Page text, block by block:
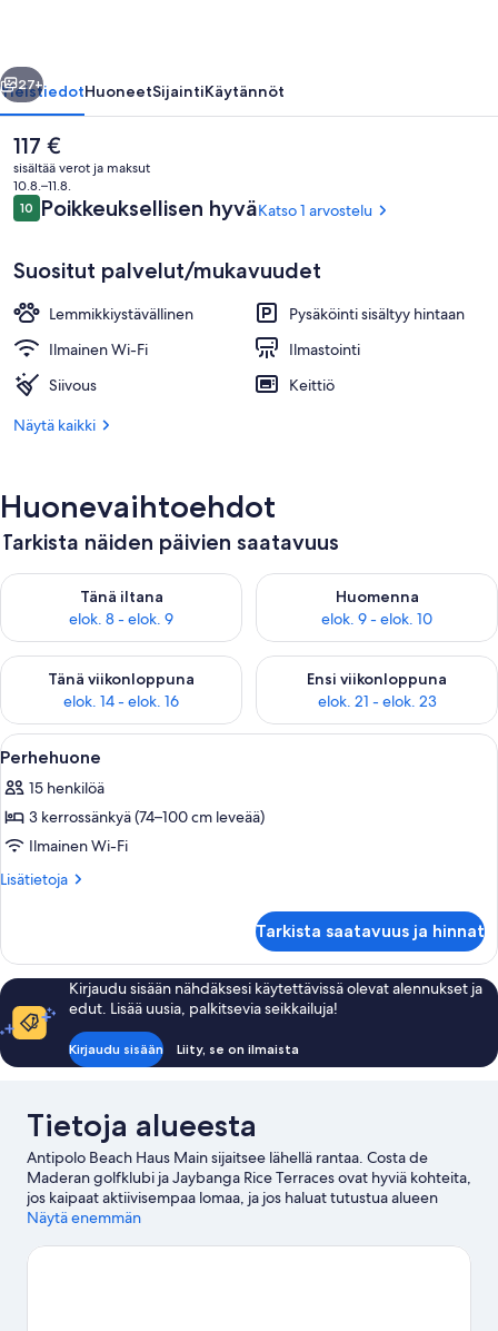
Huvimaja
Seuraava
27+
YleistiedotHuoneetSijaintiKäytännöt
Nykyinen
hinta
on
117 €
117 €
sisältää verot ja maksut
10.8.–11.8.
Arvostelut
1010 kautta 10.
Poikkeuksellisen hyväKatso 1 arvostelu
Suositut palvelut/mukavuudet
Lemmikkiystävällinen
Pysäköinti sisältyy hintaan
Ilmainen Wi-Fi
Ilmastointi
Siivous
Keittiö
Näytä kaikki
Huonevaihtoehdot
Tarkista näiden päivien saatavuus
Tänä iltana
elok. 8 - elok. 9
Tarkista tämän illan saatavuus elok. 8 - elok. 9
Huomenna
elok. 9 - elok. 10
Tarkista huomisen saatavuus
Tänä viikonloppuna
elok. 14 - elok. 16
Tarkista tämän viikonlopun saatavuus elok. 14 - elok. 16
Ensi viikonloppuna
elok. 21 - elok. 23
Tarkista ensi viikonlopun
Avaa
kaikki
huonetyypin
Perhehuone
kuvat
Kerrossängyllä varustettu huone,
24
Perhehuone
15 henkilöä
3 kerrossänkyä (74–100 cm leveää)
Ilmainen Wi-Fi
Lisätietoja
Lisätietoja
Tarkista saatavuus ja hinnat
Kirjaudu sisään nähdäksesi käytettävissä olevat alennukset ja
edut. Lisää uusia, palkitsevia seikkailuja!
Kirjaudu sisään Liity, se on ilmaista
Tietoja alueesta
Antipolo Beach Haus Main sijaitsee lähellä rantaa. Costa de
Maderan golfklubi ja Jaybanga Rice Terraces ovat hyviä kohteita,
jos kaipaat aktiivisempaa lomaa, ja jos haluat tutustua alueen
luontoon, lisää La Luz Beach ja Laiyan ranta listallesi.
Näytä enemmän